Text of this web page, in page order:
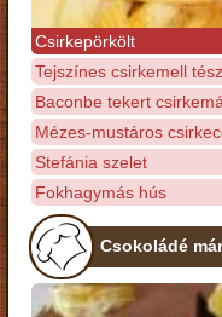
Csirkepörkölt
Tejszínes csirkemell
Baconbe tekert
Mézes-mustáros
Stefánia szelet
Fokhagymás hús
Csokoládé